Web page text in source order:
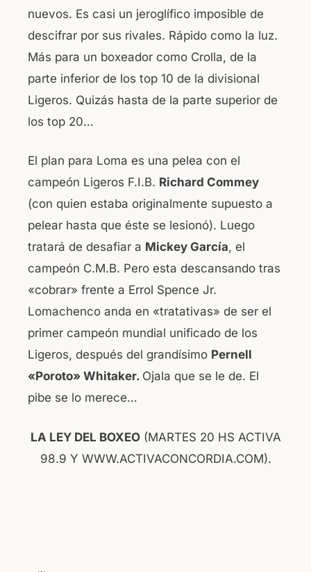
nuevos. Es casi un jeroglífico imposible de
descifrar por sus rivales. Rápido como la luz.
Más para un boxeador como Crolla, de la
parte inferior de los top 10 de la divisional
Ligeros. Quizás hasta de la parte superior de
los top 20…
El plan para Loma es una pelea con el
campeón Ligeros F.I.B. Richard Commey
(con quien estaba originalmente supuesto a
pelear hasta que éste se lesionó). Luego
tratará de desafiar a Mickey García, el
campeón C.M.B. Pero esta descansando tras
«cobrar» frente a Errol Spence Jr.
Lomachenco anda en «tratativas» de ser el
primer campeón mundial unificado de los
Ligeros, después del grandísimo Pernell
«Poroto» Whitaker. Ojala que se le de. El
pibe se lo merece…
LA LEY DEL BOXEO(MARTES 20 HS ACTIVA
98.9 Y WWW.ACTIVACONCORDIA.COM).